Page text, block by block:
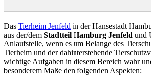
Das Tierheim Jenfeld in der Hansestadt
aus der/dem Stadtteil Hamburg Jenfeld und
Anlaufstelle, wenn es um Belange des
Tierheim und der dahinterstehende
wichtige Aufgaben in diesem Bereich wahr
besonderem Maße den folgenden Aspekten: